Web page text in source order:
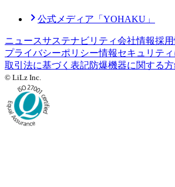
公式メディア「YOHAKU」
ニュースサステナビリティ会社情報採
プライバシーポリシー情報セキュリテ
取引法に基づく表記防爆機器に関する
© LiLz Inc.